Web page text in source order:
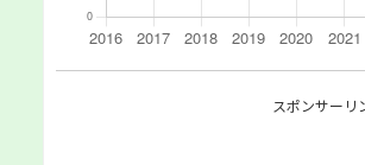
スポンサーリ